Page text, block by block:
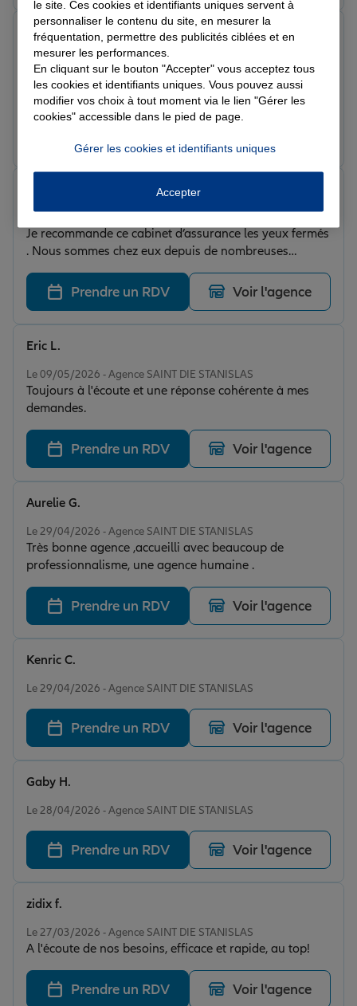
analyser avec vous. Je recommande +++.
Note de 5 sur 5
Le 16/06/2026 - Agence SAINT DIE STANISLAS
Très bonne équipe et toujours à l'écoute. Merci à vous
Céline L.
Je recommande ce cabinet d’assurance les yeux fermés
. Nous sommes chez eux depuis de nombreuses
années Au-delà de leur grand professionnalisme, toute
l’équipe fait preuve d’une qualité humaine
remarquable ce qui est plutôt rare aujourd’hui .
Toujours disponibles, à l’écoute et très réactifs, ils
prennent le temps de conseiller et d’accompagner leurs
essentielle, et nous avons trouvé un véritable
partenaire qui place l’humain au cœur de sa relation
client. Les démarches sont claires, le suivi est
irréprochable et les solutions proposées sont toujours
adaptées à notre famille . Un immense merci pour
votre sérieux, et votre gentillesse . Je recommande
sans hésitation !
Prendre un RDV Voir l'agence
Le 09/05/2026 - Agence SAINT DIE STANISLAS
Toujours à l'écoute et une réponse cohérente à mes
demandes.
Eric L.
Prendre un RDV Voir l'agence
Le 29/04/2026 - Agence SAINT DIE STANISLAS
Très bonne agence ,accueilli avec beaucoup de
professionnalisme, une agence humaine .
Aurelie G.
Prendre un RDV Voir l'agence
Le 29/04/2026 - Agence SAINT DIE STANISLAS
Kenric C.
Prendre un RDV Voir l'agence
Le 28/04/2026 - Agence SAINT DIE STANISLAS
Gaby H.
Prendre un RDV Voir l'agence
Le 27/03/2026 - Agence SAINT DIE STANISLAS
A l'écoute de nos besoins, efficace et rapide, au top!
zidix f.
Prendre un RDV Voir l'agence
le site. Ces cookies et identifiants uniques servent à
personnaliser le contenu du site, en mesurer la
fréquentation, permettre des publicités ciblées et en
mesurer les performances.
En cliquant sur le bouton "Accepter" vous acceptez tous
les cookies et identifiants uniques. Vous pouvez aussi
modifier vos choix à tout moment via le lien "Gérer les
cookies" accessible dans le pied de page.
Gérer les cookies et identifiants uniques
Accepter